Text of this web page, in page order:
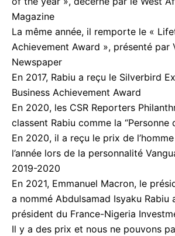
Magazine
La même année, il remporte le «
Achievement Award », présenté par
Newspaper
En 2017, Rabiu a reçu le Silverbird
Business Achievement Award
En 2020, les CSR Reporters
classent Rabiu comme la “Personne
En 2020, il a reçu le prix de
l’année lors de la personnalité
2019-2020
En 2021, Emmanuel Macron, le
a nommé Abdulsamad Isyaku Rabiu
président du France-Nigeria
Il y a des prix et nous ne pouvons